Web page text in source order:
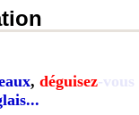
, déguisez-vous